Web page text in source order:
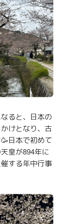
ると、日本の
けとなり、古
日本で初めて
皇が894年に
する年中行事